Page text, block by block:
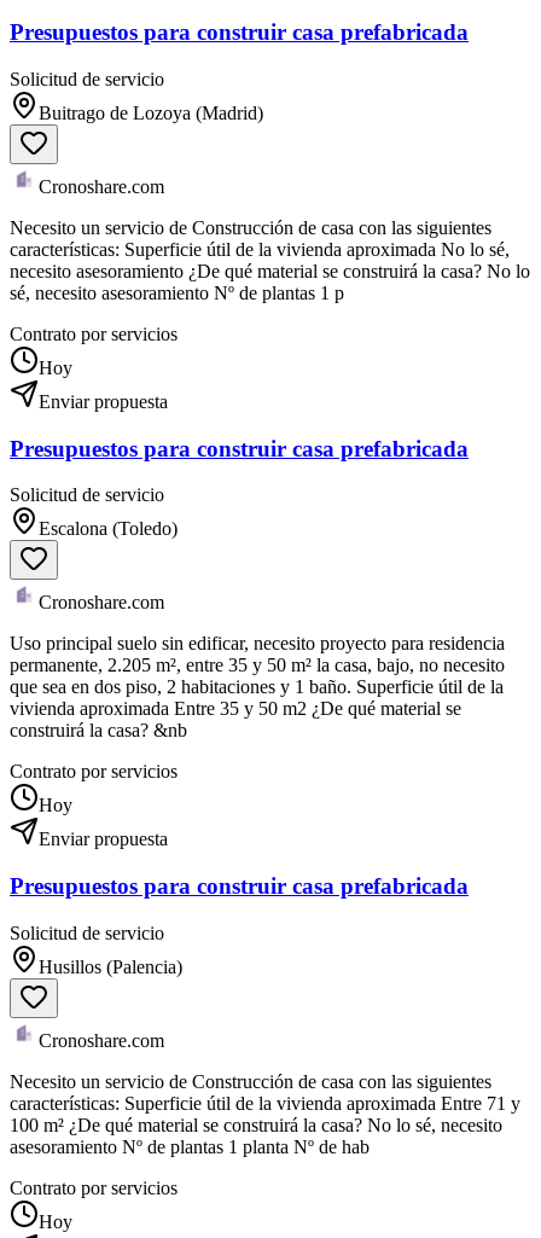
Presupuestos para construir casa prefabricada
Solicitud de servicio
Buitrago de Lozoya (Madrid)
Cronoshare.com
Necesito un servicio de Construcción de casa con las siguientes
características: Superficie útil de la vivienda aproximada No lo sé,
necesito asesoramiento ¿De qué material se construirá la casa? No lo
sé, necesito asesoramiento Nº de plantas 1 p
Contrato por servicios
Hoy
Enviar propuesta
Presupuestos para construir casa prefabricada
Solicitud de servicio
Escalona (Toledo)
Cronoshare.com
Uso principal suelo sin edificar, necesito proyecto para residencia
permanente, 2.205 m², entre 35 y 50 m² la casa, bajo, no necesito
que sea en dos piso, 2 habitaciones y 1 baño. Superficie útil de la
vivienda aproximada Entre 35 y 50 m2 ¿De qué material se
construirá la casa? &nb
Contrato por servicios
Hoy
Enviar propuesta
Presupuestos para construir casa prefabricada
Solicitud de servicio
Husillos (Palencia)
Cronoshare.com
Necesito un servicio de Construcción de casa con las siguientes
características: Superficie útil de la vivienda aproximada Entre 71 y
100 m² ¿De qué material se construirá la casa? No lo sé, necesito
asesoramiento Nº de plantas 1 planta Nº de hab
Contrato por servicios
Hoy